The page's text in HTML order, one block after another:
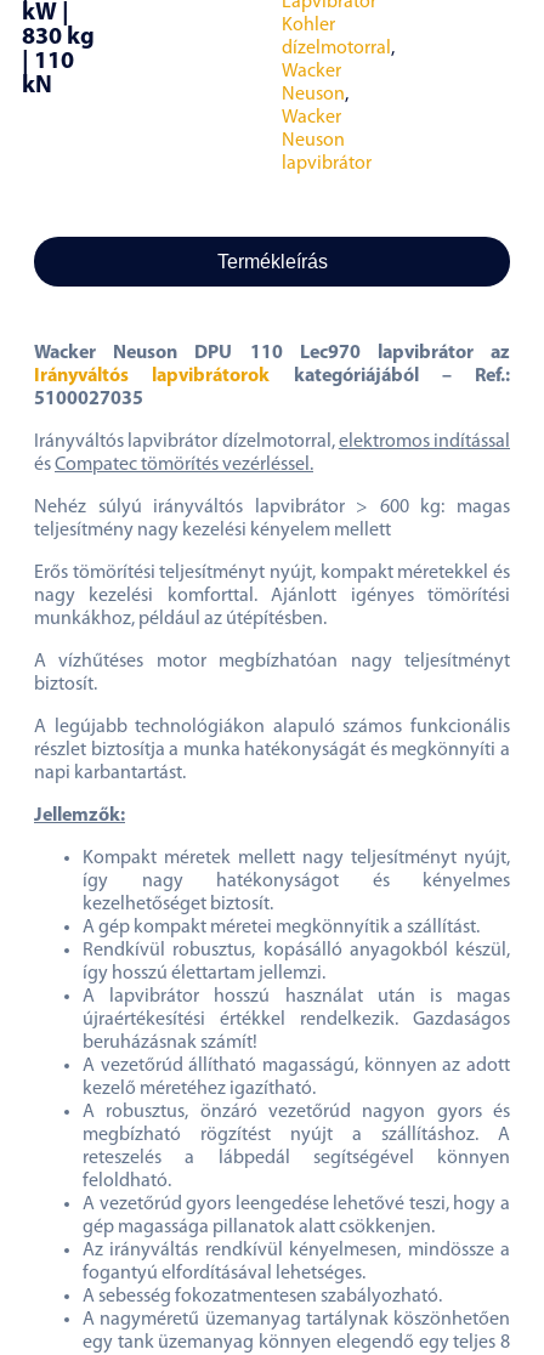
kW |
830 kg
| 110
kN
Kohler
dízelmotorral ,
Wacker
Neuson,
Wacker
Neuson
lapvibrátor
Termékleírás
Wacker Neuson DPU 110 Lec970 lapvibrátor az
Irányváltós lapvibrátorok kategóriájából – Ref.:
5100027035
Irányváltós lapvibrátor dízelmotorral,elektromos indítással
ésCompatec tömörítés vezérléssel.
Nehéz súlyú irányváltós lapvibrátor > 600 kg: magas
teljesítmény nagy kezelési kényelem mellett
Erős tömörítési teljesítményt nyújt, kompakt méretekkel és
nagy kezelési komforttal. Ajánlott igényes tömörítési
munkákhoz, például az útépítésben.
A vízhűtéses motor megbízhatóan nagy teljesítményt
biztosít.
A legújabb technológiákon alapuló számos funkcionális
részlet biztosítja a munka hatékonyságát és megkönnyíti a
napi karbantartást.
Jellemzők:
Kompakt méretek mellett nagy teljesítményt nyújt,
így nagy hatékonyságot és kényelmes
kezelhetőséget biztosít.
A gép kompakt méretei megkönnyítik a szállítást.
Rendkívül robusztus, kopásálló anyagokból készül,
így hosszú élettartam jellemzi.
A lapvibrátor hosszú használat után is magas
újraértékesítési értékkel rendelkezik. Gazdaságos
beruházásnak számít!
A vezetőrúd állítható magasságú, könnyen az adott
kezelő méretéhez igazítható.
A robusztus, önzáró vezetőrúd nagyon gyors és
megbízható rögzítést nyújt a szállításhoz. A
reteszelés a lábpedál segítségével könnyen
feloldható.
A vezetőrúd gyors leengedése lehetővé teszi, hogy a
gép magassága pillanatok alatt csökkenjen.
Az irányváltás rendkívül kényelmesen, mindössze a
fogantyú elfordításával lehetséges.
A sebesség fokozatmentesen szabályozható.
A nagyméretű üzemanyag tartálynak köszönhetően
egy tank üzemanyag könnyen elegendő egy teljes 8